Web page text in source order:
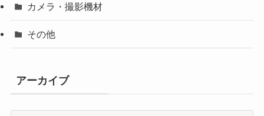
カメラ・撮影機材
その他
アーカイブ